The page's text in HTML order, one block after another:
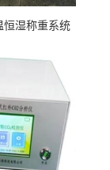
恒湿称重系统